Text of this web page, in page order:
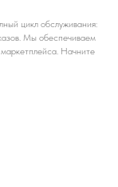
цикл обслуживания:
Мы обеспечиваем
Начните